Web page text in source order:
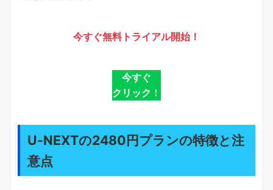
今すぐ無料トライアル開始！
今すぐ
クリック ！
U-NEXTの2480円プランの特徴と注
意点